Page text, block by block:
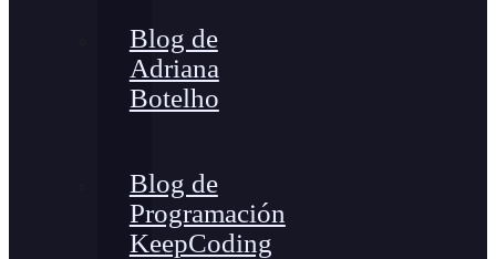
Blog de
Adriana
Botelho
Blog de
Programación
KeepCoding